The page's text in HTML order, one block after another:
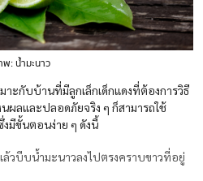
พ: น้ำมะนาว
ะกับบ้านที่มีลูกเล็กเด็กแดงที่ต้องการวิธี
ผลและปลอดภัยจริง ๆ ก็สามารถใช้
มีขั้นตอนง่าย ๆ ดังนี้
วบีบน้ำมะนาวลงไปตรงคราบขาวที่อยู่